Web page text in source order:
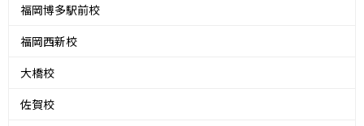
福岡博多駅前校
福岡西新校
大橋校
佐賀校